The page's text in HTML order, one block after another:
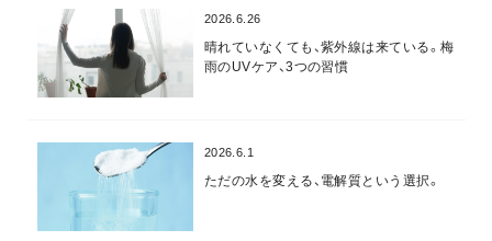
2026.6.26
晴れていなくても、紫外線は来ている。梅
雨のUVケア、3つの習慣
2026.6.1
ただの水を変える、電解質という選択。